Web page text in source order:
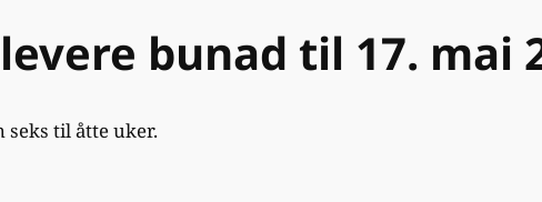
bunad til 17. mai
seks til åtte uker.